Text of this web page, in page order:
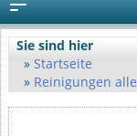
Sie sind hier
Startseite
Reinigungen